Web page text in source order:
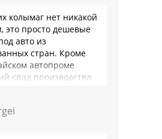
колымаг нет никакой
это просто дешевые
авто из
стран. Кроме
автопроме
спад производства
работают …